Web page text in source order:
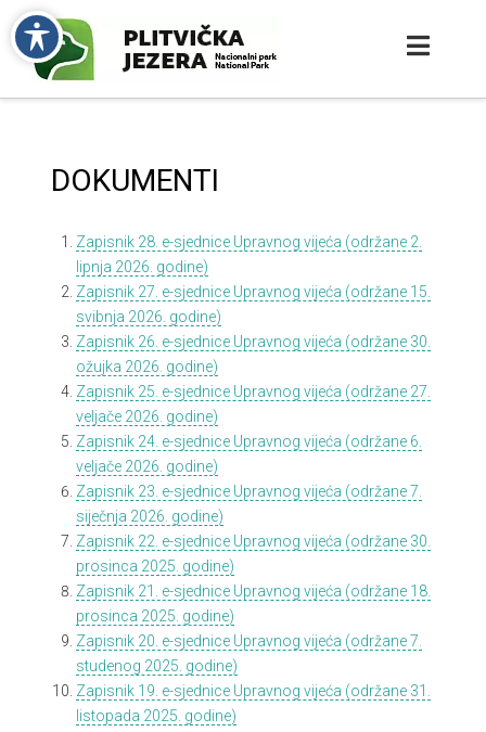
DOKUMENTI
Zapisnik 28. e-sjednice Upravnog vijeća (održane 2.
lipnja 2026. godine)
Zapisnik 27. e-sjednice Upravnog vijeća (održane 15.
svibnja 2026. godine)
Zapisnik 26. e-sjednice Upravnog vijeća (održane 30.
ožujka 2026. godine)
Zapisnik 25. e-sjednice Upravnog vijeća (održane 27.
veljače 2026. godine)
Zapisnik 24. e-sjednice Upravnog vijeća (održane 6.
veljače 2026. godine)
Zapisnik 23. e-sjednice Upravnog vijeća (održane 7.
siječnja 2026. godine)
Zapisnik 22. e-sjednice Upravnog vijeća (održane 30.
prosinca 2025. godine)
Zapisnik 21. e-sjednice Upravnog vijeća (održane 18.
prosinca 2025. godine)
Zapisnik 20. e-sjednice Upravnog vijeća (održane 7.
studenog 2025. godine)
Zapisnik 19. e-sjednice Upravnog vijeća (održane 31.
listopada 2025. godine)